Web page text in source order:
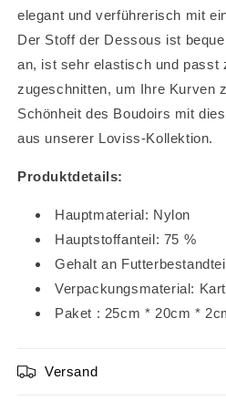
elegant und verführerisch mit
Der Stoff der Dessous ist
an, ist sehr elastisch und passt
zugeschnitten, um Ihre Kurven
Schönheit des Boudoirs mit
aus unserer Loviss-Kollektion.
Produktdetails:
Hauptmaterial: Nylon
Hauptstoffanteil: 75 %
Gehalt an
Verpackungsmaterial:
Paket : 25cm * 20cm *
Versand